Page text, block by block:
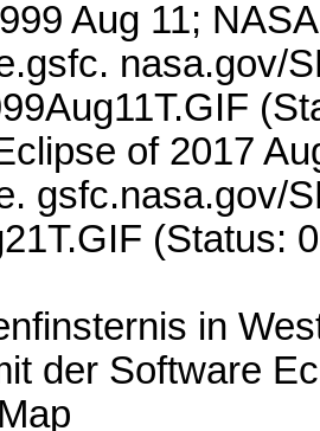
Aug 11;
nasa.gov/
of 2017
gsfc.nasa.gov/
(Status:
in
der Software